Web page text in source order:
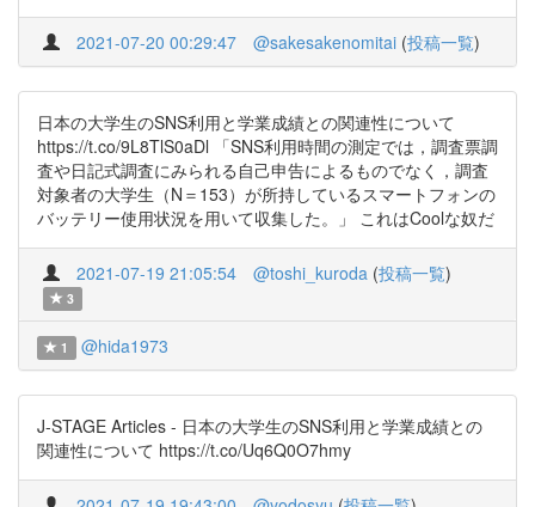
2021-07-20 00:29:47 @sakesakenomitai (投稿一覧)
日本の大学生のSNS利用と学業成績との関連性について
https://t.co/9L8TlS0aDl 「SNS利用時間の測定では，調査票調
査や日記式調査にみられる自己申告によるものでなく，調査
対象者の大学生（N＝153）が所持しているスマートフォンの
バッテリー使用状況を用いて収集した。」 これはCoolな奴だ
2021-07-19 21:05:54 @toshi_kuroda (投稿一覧)
3
1 @hida1973
J-STAGE Articles - 日本の大学生のSNS利用と学業成績との
関連性について https://t.co/Uq6Q0O7hmy